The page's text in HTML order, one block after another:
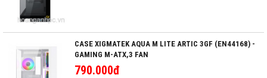
CASE XIGMATEK AQUA M LITE ARTIC 3GF (EN44168) -
GAMING M-ATX,3 FAN
790.000đ